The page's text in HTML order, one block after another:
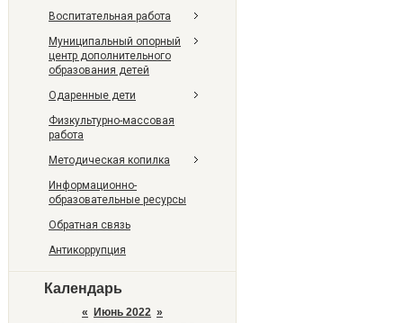
Воспитательная работа
Муниципальный опорный
центр дополнительного
образования детей
Одаренные дети
Физкультурно-массовая
работа
Методическая копилка
Информационно-
образовательные ресурсы
Обратная связь
Антикоррупция
Календарь
« Июнь 2022 »